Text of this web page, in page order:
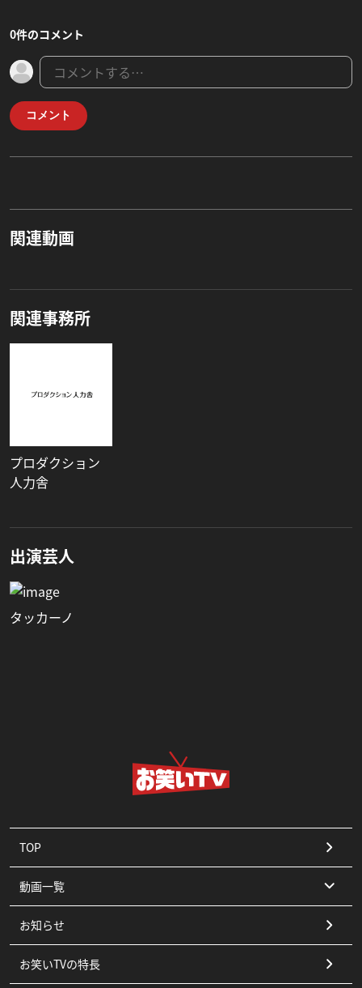
0件のコメント
コメント
関連動画
関連事務所
プロダクション
人力舎
出演芸人
タッカーノ
TOP
動画一覧
コント
漫才
お知らせ
お笑いTVの特長